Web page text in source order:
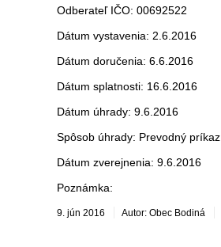
Odberateľ IČO: 00692522
Dátum vystavenia: 2.6.2016
Dátum doručenia: 6.6.2016
Dátum splatnosti: 16.6.2016
Dátum úhrady: 9.6.2016
Spôsob úhrady: Prevodný príkaz
Dátum zverejnenia: 9.6.2016
Poznámka:
9. jún 2016 Autor: Obec Bodiná